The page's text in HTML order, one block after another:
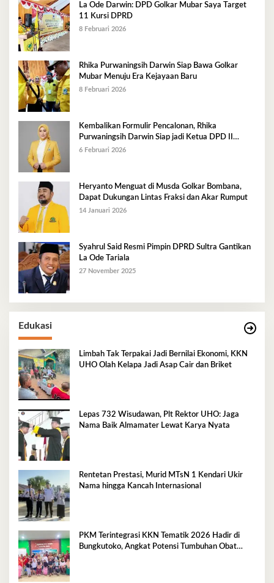
La Ode Darwin: DPD Golkar Mubar Saya Target
11 Kursi DPRD
8 Februari 2026
Rhika Purwaningsih Darwin Siap Bawa Golkar
Mubar Menuju Era Kejayaan Baru
8 Februari 2026
Kembalikan Formulir Pencalonan, Rhika
Purwaningsih Darwin Siap jadi Ketua DPD II
Golkar Mubar
6 Februari 2026
Heryanto Menguat di Musda Golkar Bombana,
Dapat Dukungan Lintas Fraksi dan Akar Rumput
14 Januari 2026
Syahrul Said Resmi Pimpin DPRD Sultra Gantikan
La Ode Tariala
27 November 2025
Edukasi
Limbah Tak Terpakai Jadi Bernilai Ekonomi, KKN
UHO Olah Kelapa Jadi Asap Cair dan Briket
Lepas 732 Wisudawan, Plt Rektor UHO: Jaga
Nama Baik Almamater Lewat Karya Nyata
Rentetan Prestasi, Murid MTsN 1 Kendari Ukir
Nama hingga Kancah Internasional
PKM Terintegrasi KKN Tematik 2026 Hadir di
Bungkutoko, Angkat Potensi Tumbuhan Obat